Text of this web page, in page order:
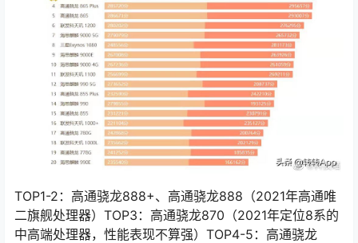
TOP1-2：高通骁龙888+、高通骁龙888（2021年高通唯
二旗舰处理器）TOP3：高通骁龙870（2021年定位8系的
中高端处理器，性能表现不算强）TOP4-5：高通骁龙